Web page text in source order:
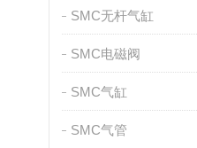
SMC无杆气缸
SMC电磁阀
SMC气缸
SMC气管